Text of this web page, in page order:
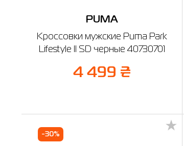
PUMA
Кроссовки мужские Puma Park
Lifestyle II SD черные 40730701
4 499 ₴
-30%